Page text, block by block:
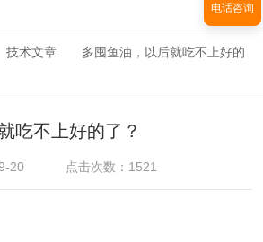
技术文章
多囤鱼油，以后就吃不上好的
吃不上好的了？
20 点击次数：1521
电话咨询